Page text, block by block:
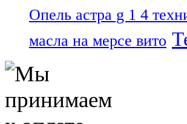
Опель астра g 1 4
масла на мерсе вито